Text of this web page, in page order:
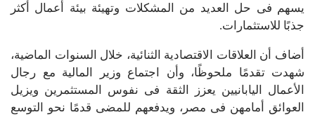
يسهم فى حل العديد من المشكلات وتهيئة بيئة أعمال أكثر
جذبًا للاستثمارات.
أضاف أن العلاقات الاقتصادية الثنائية، خلال السنوات الماضية،
شهدت تقدمًا ملحوظًا، وأن اجتماع وزير المالية مع رجال
الأعمال اليابانيين يعزز الثقة فى نفوس المستثمرين ويزيل
العوائق أمامهن فى مصر، ويدفعهم للمضى قدمًا نحو التوسع